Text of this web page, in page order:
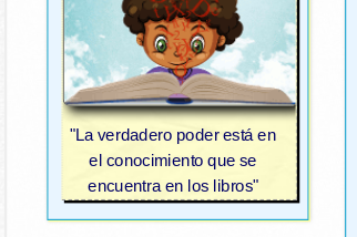
"La verdadero poder está en
el conocimiento que se
encuentra en los libros"